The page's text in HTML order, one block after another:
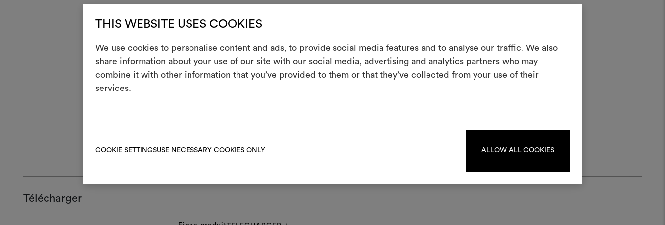
THIS WEBSITE USES COOKIES
We use cookies to personalise content and ads, to provide social media features and to analyse our traffic. We also
share information about your use of our site with our social media, advertising and analytics partners who may
combine it with other information that you’ve provided to them or that they’ve collected from your use of their
services.
COOKIE SETTINGSUSE NECESSARY COOKIES ONLY ALLOW ALL COOKIES
H
P
Lavage à sec avec perchloréthylène et trichloréthylène, sans ajouter de l’eau,
avec action mécanique et température réduite
V Ne pas essorer
INSTRUCTIONS GÉNÉRALES D'ENTRETIEN
Télécharger
moodboard
Un instrument interactif pour donner vie à vos idées et
S'IDENTIFIER